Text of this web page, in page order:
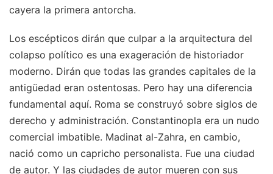
cayera la primera antorcha.
Los escépticos dirán que culpar a la arquitectura del
colapso político es una exageración de historiador
moderno. Dirán que todas las grandes capitales de la
antigüedad eran ostentosas. Pero hay una diferencia
fundamental aquí. Roma se construyó sobre siglos de
derecho y administración. Constantinopla era un nudo
comercial imbatible. Madinat al-Zahra, en cambio,
nació como un capricho personalista. Fue una ciudad
de autor. Y las ciudades de autor mueren con sus